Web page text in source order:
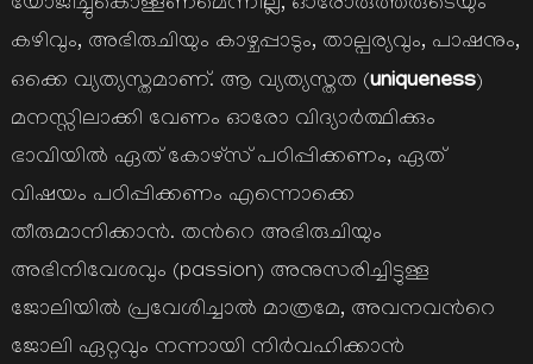
യോജിച്ചുകൊള്ളണമെന്നില്ല, ഓരോരുത്തരുടെയും
കഴിവും, അഭിരുചിയും കാഴ്ചപ്പാടും, താല്പര്യവും, പാഷനും,
ഒക്കെ വ്യത്യസ്തമാണ്. ആ വ്യത്യസ്തത (uniqueness)
മനസ്സിലാക്കി വേണം ഓരോ വിദ്യാര്‍ത്ഥിക്കും
ഭാവിയില്‍ ഏത് കോഴ്സ് പഠിപ്പിക്കണം, ഏത്
വിഷയം പഠിപ്പിക്കണം എന്നൊക്കെ
തീരുമാനിക്കാന്‍. തന്‍റെ അഭിരുചിയും
അഭിനിവേശവും (passion) അനുസരിച്ചിട്ടുള്ള
ജോലിയില്‍ പ്രവേശിച്ചാല്‍ മാത്രമേ, അവനവന്‍റെ
ജോലി ഏറ്റവും നന്നായി നിര്‍വഹിക്കാന്‍